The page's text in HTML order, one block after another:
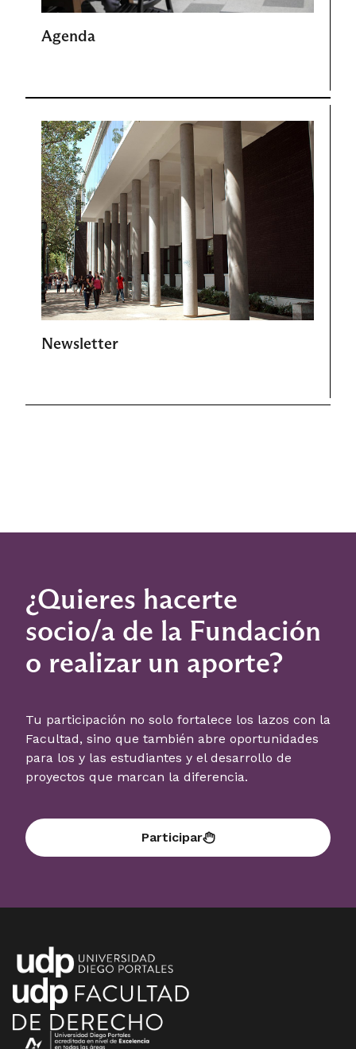
Agenda
Newsletter
¿Quieres hacerte
socio/a de la Fundación
o realizar un aporte?
Tu participación no solo fortalece los lazos con la
Facultad, sino que también abre oportunidades
para los y las estudiantes y el desarrollo de
proyectos que marcan la diferencia.
Participar